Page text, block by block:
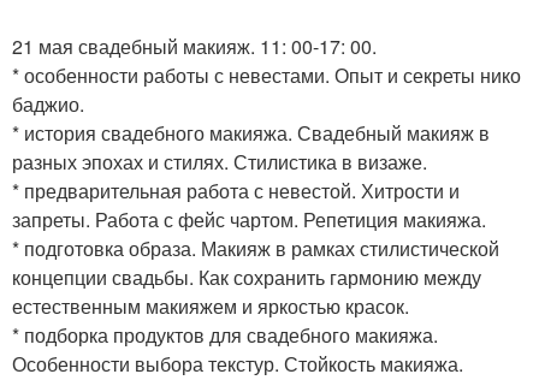
21 мая свадебный макияж. 11: 00-17: 00.
* особенности работы с невестами. Опыт и секреты нико
баджио.
* история свадебного макияжа. Свадебный макияж в
разных эпохах и стилях. Стилистика в визаже.
* предварительная работа с невестой. Хитрости и
запреты. Работа с фейс чартом. Репетиция макияжа.
* подготовка образа. Макияж в рамках стилистической
концепции свадьбы. Как сохранить гармонию между
естественным макияжем и яркостью красок.
* подборка продуктов для свадебного макияжа.
Особенности выбора текстур. Стойкость макияжа.